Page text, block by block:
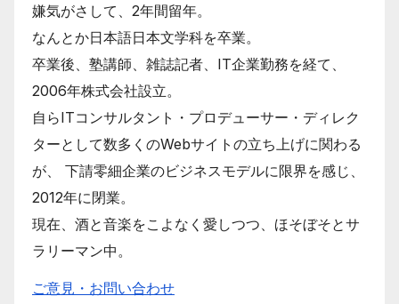
嫌気がさして、2年間留年。
なんとか日本語日本文学科を卒業。
卒業後、塾講師、雑誌記者、IT企業勤務を経て、
2006年株式会社設立。
自らITコンサルタント・プロデューサー・ディレク
ターとして数多くのWebサイトの立ち上げに関わる
が、 下請零細企業のビジネスモデルに限界を感じ、
2012年に閉業。
現在、酒と音楽をこよなく愛しつつ、ほそぼそとサ
ラリーマン中。
ご意見・お問い合わせ